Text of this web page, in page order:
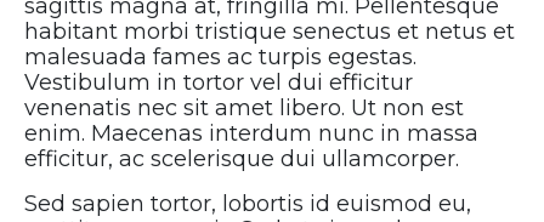
sagittis magna at, fringilla mi. Pellentesque
habitant morbi tristique senectus et netus et
malesuada fames ac turpis egestas.
Vestibulum in tortor vel dui efficitur
venenatis nec sit amet libero. Ut non est
enim. Maecenas interdum nunc in massa
efficitur, ac scelerisque dui ullamcorper.
Sed sapien tortor, lobortis id euismod eu,